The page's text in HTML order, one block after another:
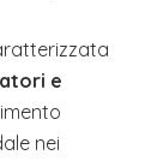
e
nei